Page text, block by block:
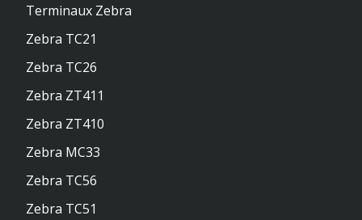
Terminaux Zebra
Zebra TC21
Zebra TC26
Zebra ZT411
Zebra ZT410
Zebra MC33
Zebra TC56
Zebra TC51